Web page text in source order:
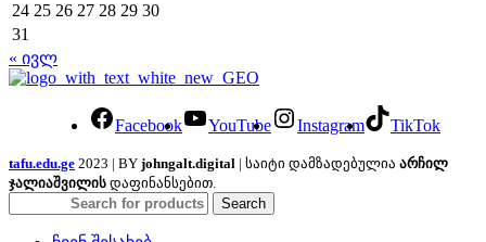
24 25 26 27 28 29 30
31
« ივლ
Facebook YouTube Instagram TikTok
tafu.edu.ge 2023 | BY johngalt.digital | საიტი დამზადებულია არჩილ
ჯალიაშვილის დაფინანსებით.
Search